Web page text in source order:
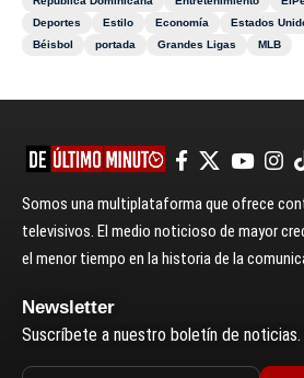
Deportes
Estilo Economía Estados
Béisbol
portada Grandes Ligas MLB
Somos una multiplataforma que ofrece
televisivos. El medio noticioso de mayor
el menor tiempo en la historia de la
Newsletter
Suscríbete a nuestro boletín de noticias.